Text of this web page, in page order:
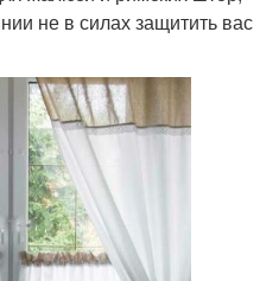
не в силах защитить вас